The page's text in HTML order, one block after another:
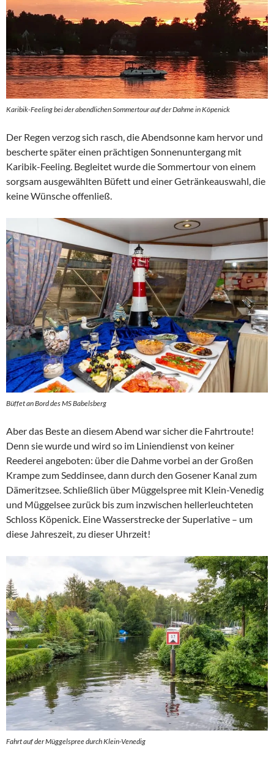
Karibik-Feeling bei der abendlichen Sommertour auf der Dahme in Köpenick
Der Regen verzog sich rasch, die Abendsonne kam hervor und
bescherte später einen prächtigen Sonnenuntergang mit
Karibik-Feeling. Begleitet wurde die Sommertour von einem
sorgsam ausgewählten Büfett und einer Getränkeauswahl, die
keine Wünsche offenließ.
Büffet an Bord des MS Babelsberg
Aber das Beste an diesem Abend war sicher die Fahrtroute!
Denn sie wurde und wird so im Liniendienst von keiner
Reederei angeboten: über die Dahme vorbei an der Großen
Krampe zum Seddinsee, dann durch den Gosener Kanal zum
Dämeritzsee. Schließlich über Müggelspree mit Klein-Venedig
und Müggelsee zurück bis zum inzwischen hellerleuchteten
Schloss Köpenick. Eine Wasserstrecke der Superlative – um
diese Jahreszeit, zu dieser Uhrzeit!
Fahrt auf der Müggelspree durch Klein-Venedig